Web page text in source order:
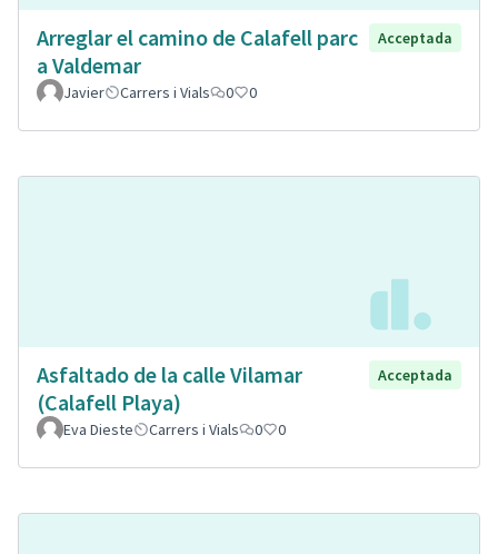
Arreglar el camino de Calafell parc
a Valdemar
Acceptada
Javier Carrers i Vials 0 0
Asfaltado de la calle Vilamar
(Calafell Playa)
Acceptada
Eva Dieste Carrers i Vials 0 0